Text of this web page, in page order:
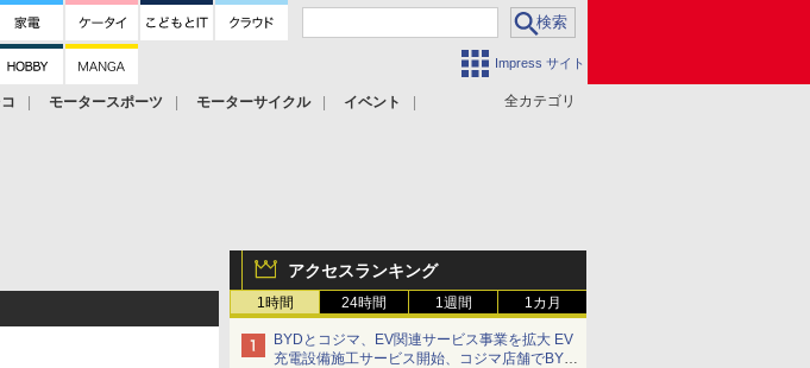
Impress サイト
全カテゴリ
モータースポーツ モーターサイクル
イベント
アクセスランキング
1時間 24時間 1週間 1カ月
BYDとコジマ、EV関連サービス事業を拡大 EV
充電設備施工サービス開始、コジマ店舗でBYD